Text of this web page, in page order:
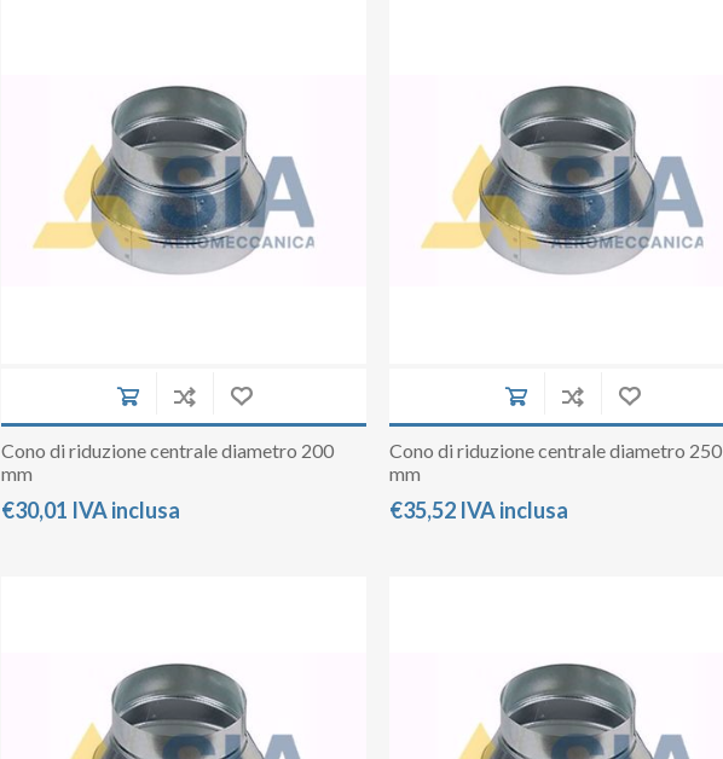
Cono di riduzione centrale diametro 200
mm
€30,01 IVA inclusa
Cono di riduzione centrale diametro 250
mm
€35,52 IVA inclusa